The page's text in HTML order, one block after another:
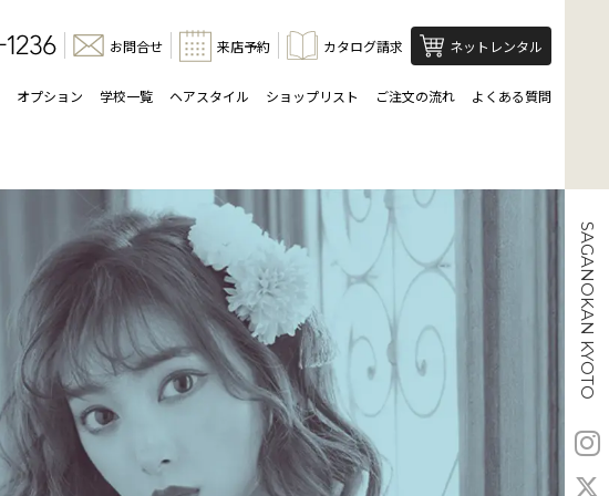
お問合せ 来店予約 カタログ請求 ネットレンタル
オプション 学校一覧 ヘアスタイル ショップリスト ご注文の流れ よくある質問
SAGANOKAN KYOTO